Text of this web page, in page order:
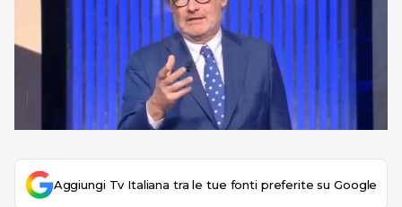
Aggiungi Tv Italiana tra le tue fonti preferite su Google